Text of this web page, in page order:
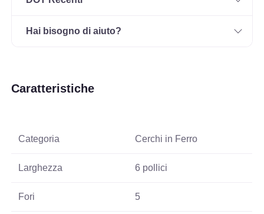
Hai bisogno di aiuto?
Caratteristiche
Categoria Cerchi in Ferro
Larghezza 6 pollici
Fori 5